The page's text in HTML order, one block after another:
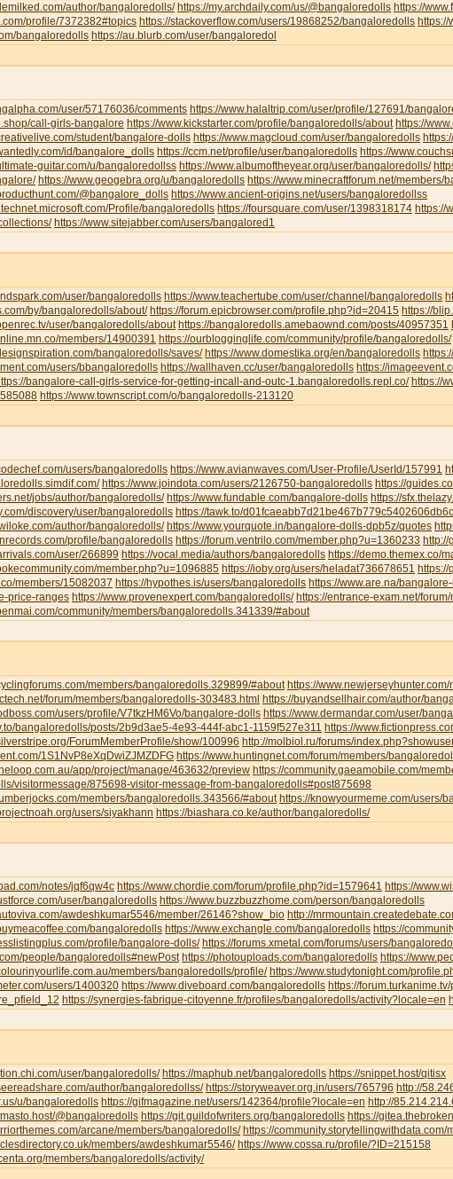
author/bangaloredolls/ https://my.archdaily.com/us/@bangaloredolls https://
profile/7372382#topics https://stackoverflow.com/users/19868252/bangaloredolls
bangaloredolls https://au.blurb.com/user/bangaloredol
user/57176036/comments https://www.halaltrip.com/user/profile/127691/
call-girls-bangalore https://www.kickstarter.com/profile/bangaloredolls/about https://
student/bangalore-dolls https://www.magcloud.com/user/bangaloredolls
id/bangalore_dolls https://ccm.net/profile/user/bangaloredolls https://
guitar.com/u/bangaloredollss https://www.albumoftheyear.org/user/bangaloredolls/
https://www.geogebra.org/u/bangaloredolls https://www.minecraftforum.net/members/
@bangalore_dolls https://www.ancient-origins.net/users/bangaloredollss
Profile/bangaloredolls https://foursquare.com/user/1398318174 https://
https://www.sitejabber.com/users/bangalored1
user/bangaloredolls https://www.teachertube.com/user/channel/bangaloredolls
by/bangaloredolls/about/ https://forum.epicbrowser.com/profile.php?id=20415 https://
user/bangaloredolls/about https://bangaloredolls.amebaownd.com/posts/40957351
members/14900391 https://ourblogginglife.com/community/profile/bangaloredolls/
bangaloredolls/saves/ https://www.domestika.org/en/bangaloredolls
users/bbangaloredolls https://wallhaven.cc/user/bangaloredolls https://
bangalore-call-girls-service-for-getting-incall-and-outc-1.bangaloredolls.repl.co/ https://
https://www.townscript.com/o/bangaloredolls-213120
users/bangaloredolls https://www.avianwaves.com/User-Profile/UserId/157991
https://www.joindota.com/users/2126750-bangaloredolls https://
jobs/author/bangaloredolls/ https://www.fundable.com/bangalore-dolls https://
discovery/user/bangaloredolls https://tawk.to/
author/bangaloredolls/ https://www.yourquote.in/bangalore-dolls-dpb5z/quotes
profile/bangaloredolls https://forum.ventrilo.com/member.php?u=1360233
user/266899 https://vocal.media/authors/bangaloredolls https://demo.themex.co/
member.php?u=1096885 https://ioby.org/users/heladat736678651
members/15082037 https://hypothes.is/users/bangaloredolls https://www.are.na/
price-ranges https://www.provenexpert.com/bangaloredolls/ https://entrance-exam.net/
community/members/bangaloredolls.341339/#about
members/bangaloredolls.329899/#about https://
forum/members/bangaloredolls-303483.html https://buyandsellhair.com/author/
users/profile/V7tkzHM6Vo/bangalore-dolls https://www.dermandar.com/user/
bangaloredolls/posts/2b9d3ae5-4e93-444f-abc1-1159f527e311 https://
ForumMemberProfile/show/100996 http://molbiol.ru/forums/
1S1NvP8eXqDwiZJMZDFG https://www.huntingnet.com/forum/members/
app/project/manage/463632/preview https://community.gaeamobile.com/
visitormessage/875698-visitor-message-from-bangaloredolls#post875698
members/bangaloredolls.343566/#about https://knowyourmeme.com/users/
users/siyakhann https://biashara.co.ke/author/bangaloredolls/
notes/jqf6qw4c https://www.chordie.com/forum/profile.php?id=1579641 https://
user/bangaloredolls https://www.buzzbuzzhome.com/person/bangaloredolls
awdeshkumar5546/member/26146?show_bio http://
bangaloredolls https://www.exchangle.com/bangaloredolls https://
profile/bangalore-dolls/ https://forums.xmetal.com/forums/users/
people/bangaloredolls#newPost https://photouploads.com/bangaloredolls https://
members/bangaloredolls/profile/ https://www.studytonight.com/
users/1400320 https://www.diveboard.com/bangaloredolls https://
https://synergies-fabrique-citoyenne.fr/profiles/bangaloredolls/activity?locale=en
user/bangaloredolls/ https://maphub.net/bangaloredolls https://snippet.host/qitisx
author/bangaloredollss/ https://storyweaver.org.in/users/765796 http://
u/bangaloredolls https://gifmagazine.net/users/142364/profile?locale=en http://
@bangaloredolls https://git.guildofwriters.org/bangaloredolls https://
arcane/members/bangaloredolls/ https://
members/awdeshkumar5546/ https://www.cossa.ru/profile/?ID=215158
members/bangaloredolls/activity/